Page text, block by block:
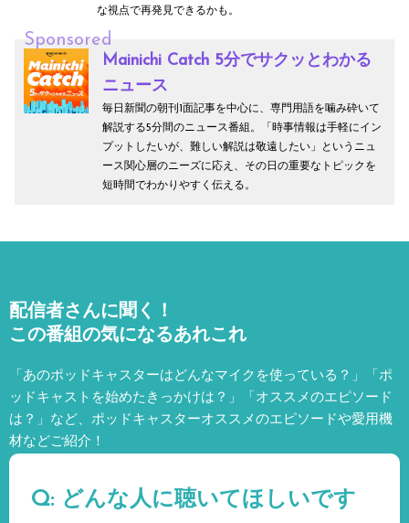
な視点で再発見できるかも。
Sponsored
Mainichi Catch 5分でサクッとわかる
ニュース
毎日新聞の朝刊1面記事を中心に、専門用語を噛み砕いて
解説する5分間のニュース番組。「時事情報は手軽にイン
プットしたいが、難しい解説は敬遠したい」というニュ
ース関心層のニーズに応え、その日の重要なトピックを
短時間でわかりやすく伝える。
配信者さんに聞く！
この番組の気になるあれこれ
「あのポッドキャスターはどんなマイクを使っている？」「ポ
ッドキャストを始めたきっかけは？」「オススメのエピソード
は？」など、 ポッドキャスターオススメのエピソードや愛用機
材などご紹介！
Q: どんな人に聴いてほしいです